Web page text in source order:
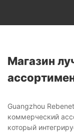
Магазин
Guangzhou
коммерческий
который